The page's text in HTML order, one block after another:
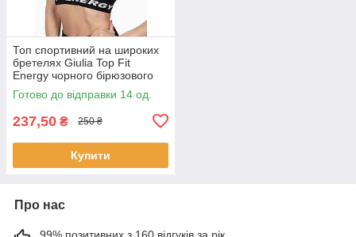
Топ спортивний на широких
бретелях Giulia Top Fit
Energy чорного бірюзового
синього кольорів розмір S/M
Готово до відправки 14 од.
237,50 ₴ 250 ₴
Купити
Про нас